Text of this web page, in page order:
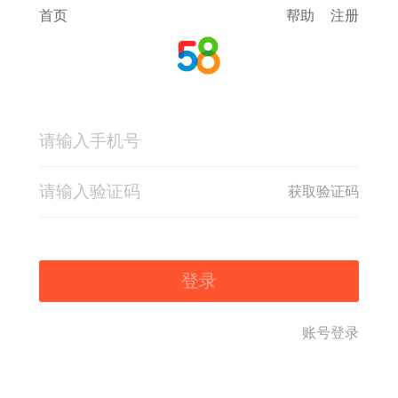
首页 帮助 注册
获取验证码
登录
账号登录